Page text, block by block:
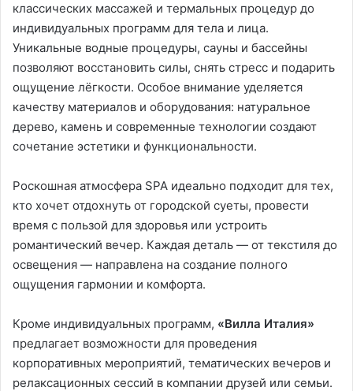
классических массажей и термальных процедур до
индивидуальных программ для тела и лица.
Уникальные водные процедуры, сауны и бассейны
позволяют восстановить силы, снять стресс и подарить
ощущение лёгкости. Особое внимание уделяется
качеству материалов и оборудования: натуральное
дерево, камень и современные технологии создают
сочетание эстетики и функциональности.
Роскошная атмосфера SPA идеально подходит для тех,
кто хочет отдохнуть от городской суеты, провести
время с пользой для здоровья или устроить
романтический вечер. Каждая деталь — от текстиля до
освещения — направлена на создание полного
ощущения гармонии и комфорта.
Кроме индивидуальных программ, «Вилла Италия»
предлагает возможности для проведения
корпоративных мероприятий, тематических вечеров и
релаксационных сессий в компании друзей или семьи.